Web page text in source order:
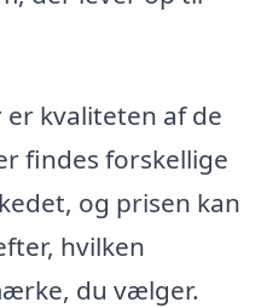
kvaliteten af de
findes forskellige
og prisen kan
hvilken
du vælger.